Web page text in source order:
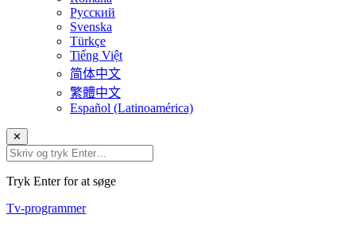
Русский
Svenska
Türkçe
Tiếng Việt
简体中文
繁體中文
Español (Latinoamérica)
✕
Tryk Enter for at søge
Tv-programmer